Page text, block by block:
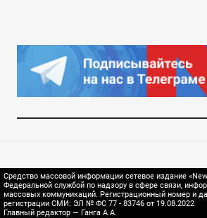
Средство массовой информации сетевое издание
Федеральной службой по надзору в сфере связи,
массовых коммуникаций. Регистрационный номер и
регистрации СМИ: ЭЛ № ФС 77 - 83746 от 19.08.2022
Главный редактор — Ганга А.А.